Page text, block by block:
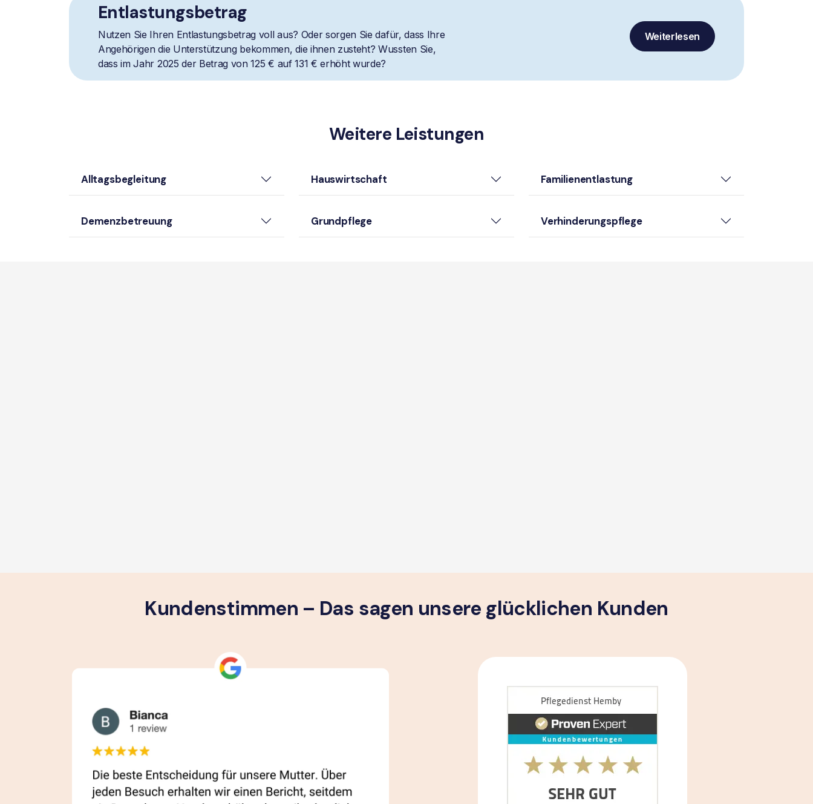
Entlastungsbetrag
Nutzen Sie Ihren Entlastungsbetrag voll aus? Oder sorgen Sie dafür, dass Ihre
Angehörigen die Unterstützung bekommen, die ihnen zusteht? Wussten Sie,
dass im Jahr 2025 der Betrag von 125 € auf 131 € erhöht wurde?
Weiterlesen
Weitere Leistungen
Alltagsbegleitung
Demenzbetreuung
Hauswirtschaft
Grundpflege
Familienentlastung
Verhinderungspflege
Kundenstimmen – Das sagen unsere glück­lichen Kunden